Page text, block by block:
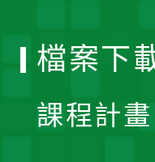
檔案下
課程計畫